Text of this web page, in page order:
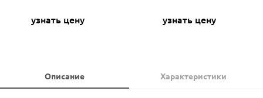
узнать цену узнать цену
Описание Характеристики